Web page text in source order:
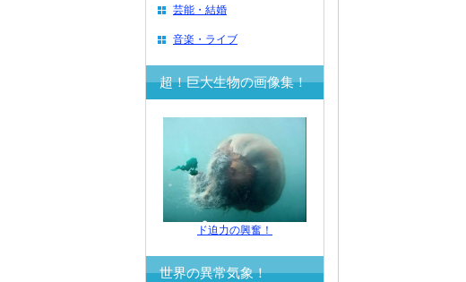
芸能・結婚
音楽・ライブ
超！巨大生物の画像集！
ド迫力の興奮！
世界の異常気象！